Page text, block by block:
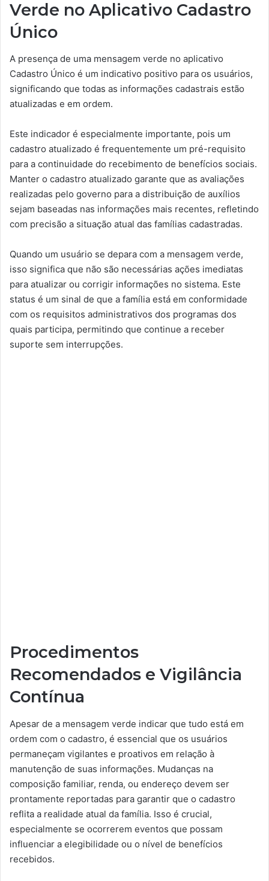
Verde no Aplicativo Cadastro
Único
A presença de uma mensagem verde no aplicativo
Cadastro Único é um indicativo positivo para os usuários,
significando que todas as informações cadastrais estão
atualizadas e em ordem.
Este indicador é especialmente importante, pois um
cadastro atualizado é frequentemente um pré-requisito
para a continuidade do recebimento de benefícios sociais.
Manter o cadastro atualizado garante que as avaliações
realizadas pelo governo para a distribuição de auxílios
sejam baseadas nas informações mais recentes, refletindo
com precisão a situação atual das famílias cadastradas.
Quando um usuário se depara com a mensagem verde,
isso significa que não são necessárias ações imediatas
para atualizar ou corrigir informações no sistema. Este
status é um sinal de que a família está em conformidade
com os requisitos administrativos dos programas dos
quais participa, permitindo que continue a receber
suporte sem interrupções.
Procedimentos
Recomendados e Vigilância
Contínua
Apesar de a mensagem verde indicar que tudo está em
ordem com o cadastro, é essencial que os usuários
permaneçam vigilantes e proativos em relação à
manutenção de suas informações. Mudanças na
composição familiar, renda, ou endereço devem ser
prontamente reportadas para garantir que o cadastro
reflita a realidade atual da família. Isso é crucial,
especialmente se ocorrerem eventos que possam
influenciar a elegibilidade ou o nível de benefícios
recebidos.